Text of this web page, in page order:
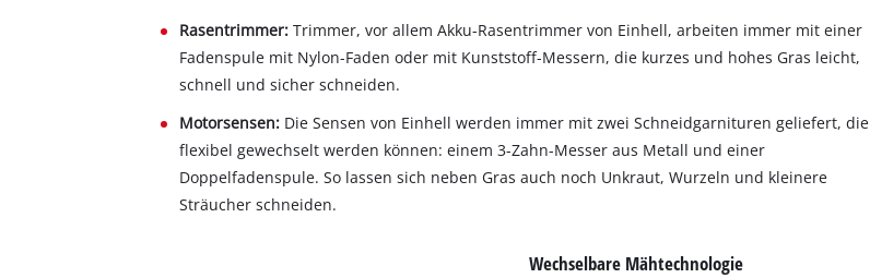
Rasentrimmer: Trimmer, vor allem Akku-Rasentrimmer von Einhell, arbeiten immer mit einer
Fadenspule mit Nylon-Faden oder mit Kunststoff-Messern, die kurzes und hohes Gras leicht,
schnell und sicher schneiden.
Motorsensen: Die Sensen von Einhell werden immer mit zwei Schneidgarnituren geliefert, die
flexibel gewechselt werden können: einem 3-Zahn-Messer aus Metall und einer
Doppelfadenspule. So lassen sich neben Gras auch noch Unkraut, Wurzeln und kleinere
Sträucher schneiden.
Wechselbare Mähtechnologie